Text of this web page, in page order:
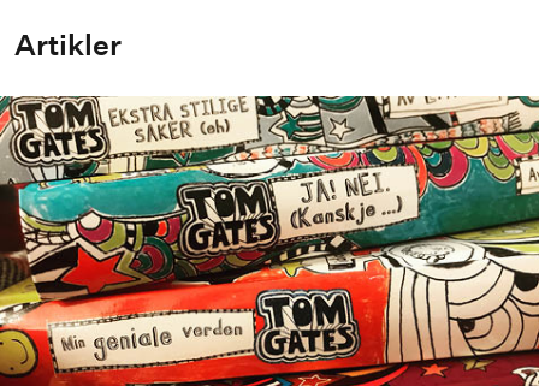
Artikler